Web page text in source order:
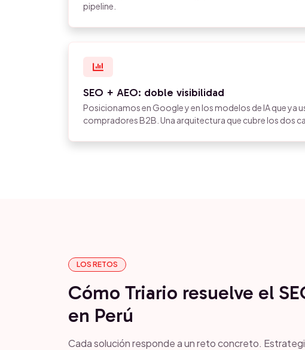
pipeline.
SEO + AEO: doble visibilidad
Posicionamos en Google y en los modelos de IA que ya
compradores B2B. Una arquitectura que cubre los dos
LOS RETOS
Cómo Triario resuelve el
en Perú
Cada solución responde a un reto concreto.